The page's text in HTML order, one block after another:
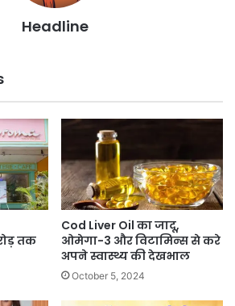
Headline
तक
Cod Liver Oil का जादू,
ओमेगा-3 और विटामिन्स से करे
अपने स्वास्थ्य की देखभाल
October 5, 2024